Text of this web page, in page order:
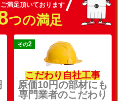
満足頂いております
つの満足
その2
こだわり自社工事
原価10円の部材にも
専門業者のこだわり